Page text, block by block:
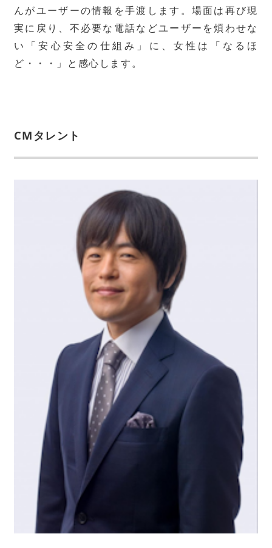
んがユーザーの情報を手渡します。場面は再び現
実に戻り、不必要な電話などユーザーを煩わせな
い「安心安全の仕組み」に、女性は「なるほ
ど・・・」と感心します。
CMタレント